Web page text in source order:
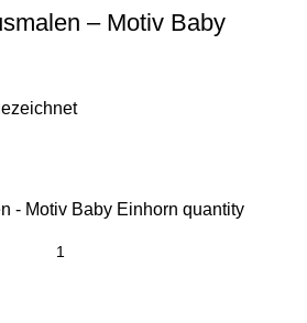
– Motiv Baby
- Motiv Baby Einhorn quantity